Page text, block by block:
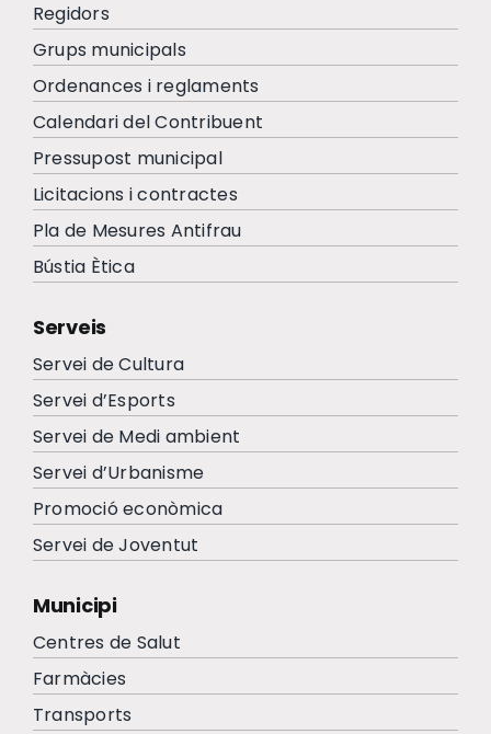
Regidors
Grups municipals
Ordenances i reglaments
Calendari del Contribuent
Pressupost municipal
Licitacions i contractes
Pla de Mesures Antifrau
Bústia Ètica
Serveis
Servei de Cultura
Servei d’Esports
Servei de Medi ambient
Servei d’Urbanisme
Promoció econòmica
Servei de Joventut
Municipi
Centres de Salut
Farmàcies
Transports